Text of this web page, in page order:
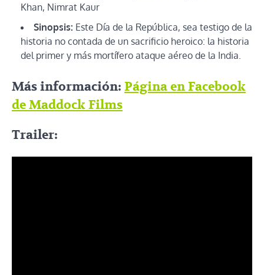
Khan, Nimrat Kaur
Sinopsis: Este Día de la República, sea testigo de la
historia no contada de un sacrificio heroico: la historia
del primer y más mortífero ataque aéreo de la India.
Más información: Página en Facebook
de Maddock Films
Trailer: